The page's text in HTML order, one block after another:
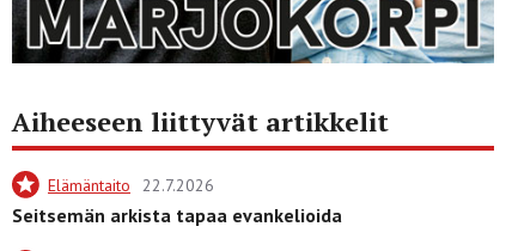
Aiheeseen liittyvät artikkelit
Elämäntaito 22.7.2026
Seitsemän arkista tapaa evankelioida